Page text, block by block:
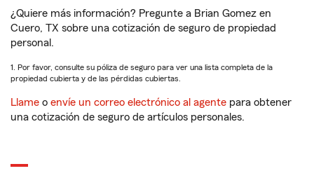
¿Quiere más información? Pregunte a Brian Gomez en
Cuero, TX sobre una cotización de seguro de propiedad
personal.
1. Por favor, consulte su póliza de seguro para ver una lista completa de la
propiedad cubierta y de las pérdidas cubiertas.
Llame o envíe un correo electrónico al agente para obtener
una cotización de seguro de artículos personales.